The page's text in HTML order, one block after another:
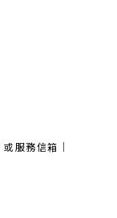
或服務信箱｜